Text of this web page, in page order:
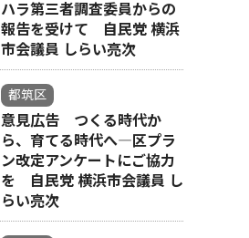
ハラ第三者調査委員からの
報告を受けて 自民党 横浜
市会議員 しらい亮次
都筑区
意見広告 つくる時代か
ら、育てる時代へ―区プラ
ン改定アンケートにご協力
を 自民党 横浜市会議員 し
らい亮次